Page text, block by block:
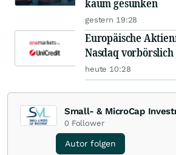
kaum gesunken
gestern 19:28
Europäische
Nasdaq
heute 10:28
Small- & MicroCap
0 Follower
Autor folgen